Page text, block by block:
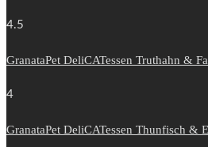
4.5
GranataPet DeliCATessen Truthahn &
4
GranataPet DeliCATessen Thunfisch &